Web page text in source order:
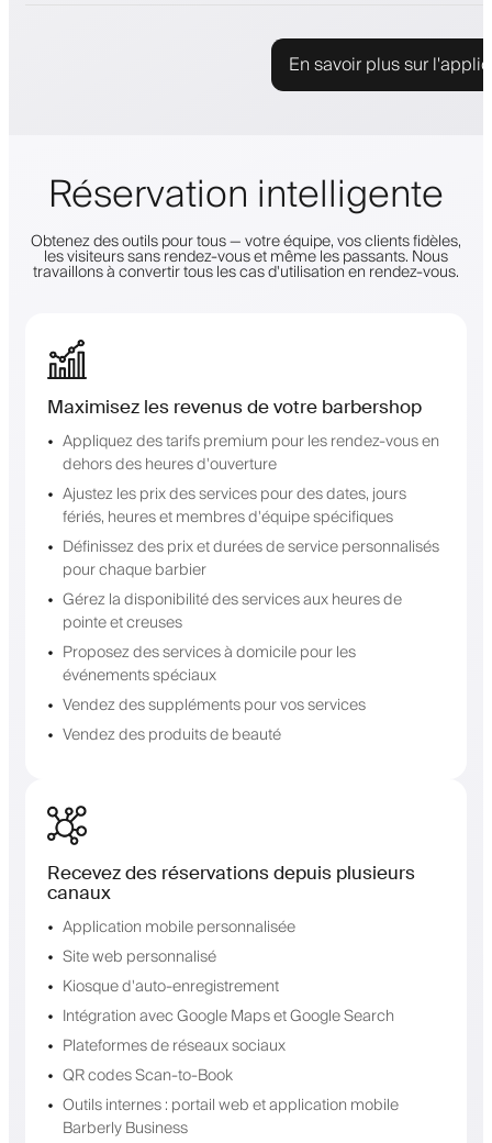
En savoir plus sur
Réservation intelligente
Obtenez des outils pour tous — votre équipe, vos clients fidèles,
les visiteurs sans rendez-vous et même les passants. Nous
travaillons à convertir tous les cas d'utilisation en rendez-vous.
Maximisez les revenus de votre barbershop
Appliquez des tarifs premium pour les rendez-vous en
dehors des heures d'ouverture
Ajustez les prix des services pour des dates, jours
fériés, heures et membres d'équipe spécifiques
Définissez des prix et durées de service personnalisés
pour chaque barbier
Gérez la disponibilité des services aux heures de
pointe et creuses
Proposez des services à domicile pour les
événements spéciaux
Vendez des suppléments pour vos services
Vendez des produits de beauté
Recevez des réservations depuis plusieurs
canaux
Application mobile personnalisée
Site web personnalisé
Kiosque d'auto-enregistrement
Intégration avec Google Maps et Google Search
Plateformes de réseaux sociaux
QR codes Scan-to-Book
Outils internes : portail web et application mobile
Barberly Business